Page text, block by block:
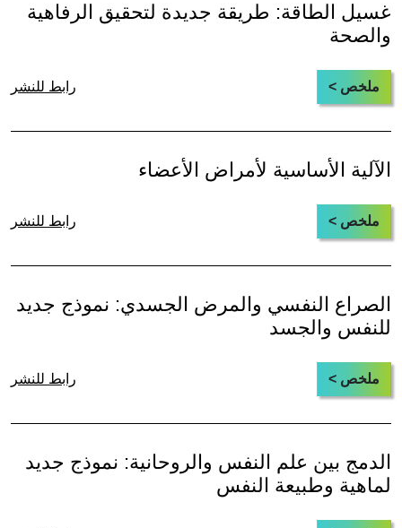
غسيل الطاقة: طريقة جديدة لتحقيق الرفاهية
والصحة
ملخص > رابط للنشر
الآلية الأساسية لأمراض الأعضاء
ملخص > رابط للنشر
الصراع النفسي والمرض الجسدي: نموذج جديد
للنفس والجسد
ملخص > رابط للنشر
الدمج بين علم النفس والروحانية: نموذج جديد
لماهية وطبيعة النفس